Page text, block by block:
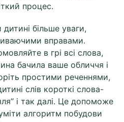
процес.
більше уваги,
вправами.
в грі всі слова,
бачила ваше обличчя і
простими реченнями,
слів короткі слова-
і так далі. Це допоможе
алгоритм побудови